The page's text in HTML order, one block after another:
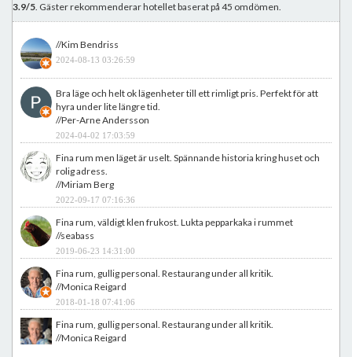
3.9/5. Gäster rekommenderar hotellet baserat på 45 omdömen.
//Kim Bendriss
2024-08-13 03:26:59
Bra läge och helt ok lägenheter till ett rimligt pris. Perfekt för att
hyra under lite längre tid.
//Per-Arne Andersson
2024-04-02 17:03:59
Fina rum men läget är uselt. Spännande historia kring huset och
rolig adress.
//Miriam Berg
2022-09-17 07:16:36
Fina rum, väldigt klen frukost. Lukta pepparkaka i rummet
//seabass
2019-06-23 14:31:00
Fina rum, gullig personal. Restaurang under all kritik.
//Monica Reigard
2018-01-18 07:41:06
Fina rum, gullig personal. Restaurang under all kritik.
//Monica Reigard